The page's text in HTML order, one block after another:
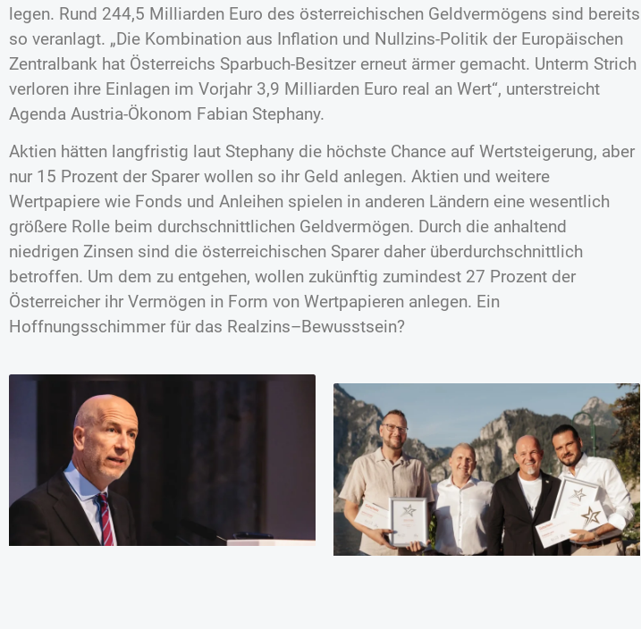
legen. Rund 244,5 Milliarden Euro des österreichischen Geldvermögens sind bereits
so veranlagt. „Die Kombination aus Inflation und Nullzins-Politik der Europäischen
Zentralbank hat Österreichs Sparbuch-Besitzer erneut ärmer gemacht. Unterm Strich
verloren ihre Einlagen im Vorjahr 3,9 Milliarden Euro real an Wert“, unterstreicht
Agenda Austria-Ökonom Fabian Stephany.
Aktien hätten langfristig laut Stephany die höchste Chance auf Wertsteigerung, aber
nur 15 Prozent der Sparer wollen so ihr Geld anlegen. Aktien und weitere
Wertpapiere wie Fonds und Anleihen spielen in anderen Ländern eine wesentlich
größere Rolle beim durchschnittlichen Geldvermögen. Durch die anhaltend
niedrigen Zinsen sind die österreichischen Sparer daher überdurchschnittlich
betroffen. Um dem zu entgehen, wollen zukünftig zumindest 27 Prozent der
Österreicher ihr Vermögen in Form von Wertpapieren anlegen. Ein
Hoffnungsschimmer für das Realzins–Bewusstsein?